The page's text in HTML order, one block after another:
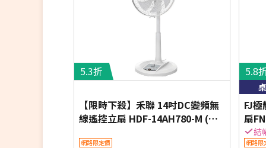
5.3折
【限時下殺】禾聯 14吋DC變頻無
線遙控立扇 HDF-14AH780-M (同
網路限定價
5.8
FJ
扇
掛結
網路限